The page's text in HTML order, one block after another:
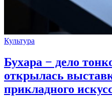
Культура
Бухара − дело
открылась
прикладного